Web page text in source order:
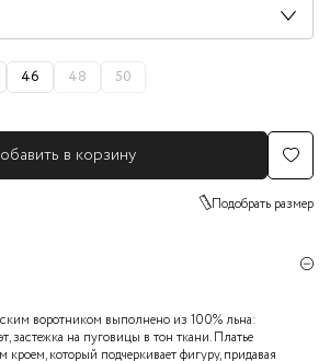
46 48 50
в корзину
Подобрать размер
воротником выполнено из 100% льна:
застежка на пуговицы в тон ткани. Платье
кроем, который подчеркивает фигуру, придавая